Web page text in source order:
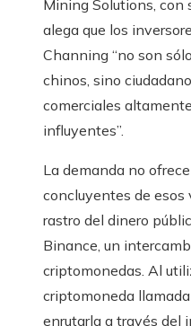
Mining Solutions, con
alega que los
Channing “no son
chinos, sino
comerciales
influyentes”.
La demanda no
concluyentes de esos
rastro del dinero
Binance, un
criptomonedas. Al
criptomoneda
enrutarla a través del